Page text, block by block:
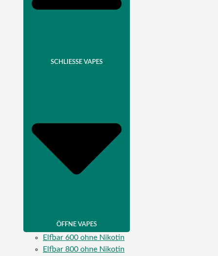
SCHLIESSE VAPES
ÖFFNE VAPES
Elfbar 600 ohne Nikotin
Elfbar 800 ohne Nikotin